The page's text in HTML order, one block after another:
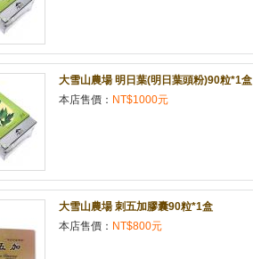
大雪山農場 明日葉(明日葉頭粉)90粒*1盒
本店售價： NT$1000元
大雪山農場 刺五加膠囊90粒*1盒
本店售價： NT$800元